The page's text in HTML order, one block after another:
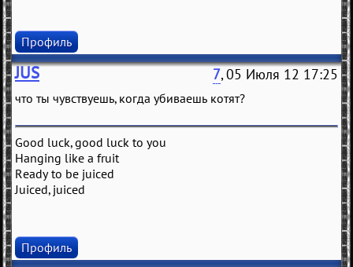
Профиль
JUS 7, 05 Июля 12 17:25
что ты чувствуешь, когда убиваешь котят?
Good luck, good luck to you
Hanging like a fruit
Ready to be juiced
Juiced, juiced
Профиль